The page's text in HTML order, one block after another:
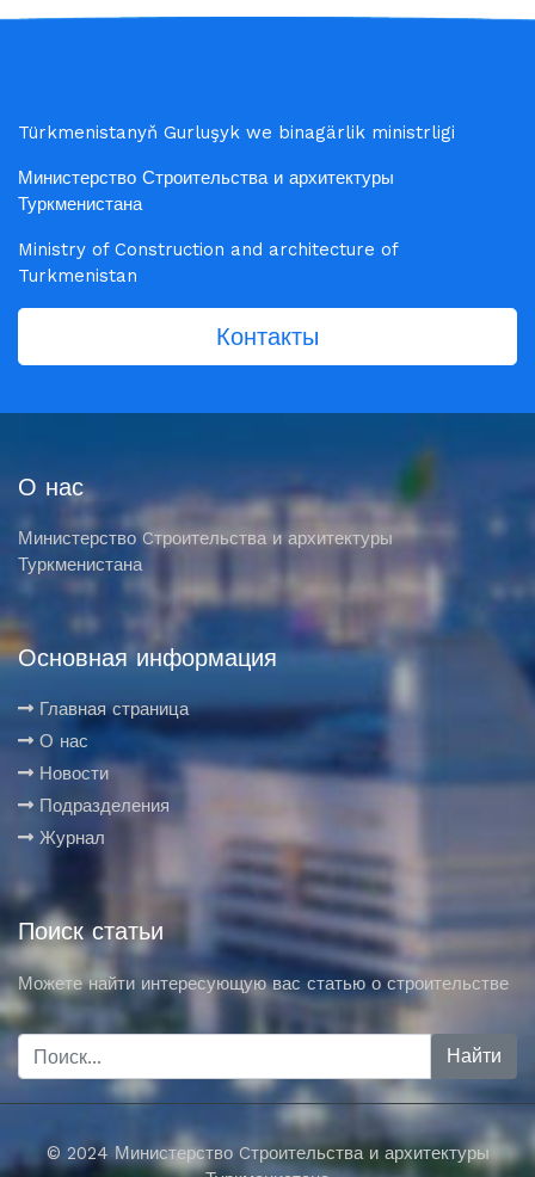
Türkmenistanyň Gurluşyk we binagärlik ministrligi
Министерство Строительства и архитектуры
Туркменистана
Ministry of Construction and architecture of
Turkmenistan
Контакты
О нас
Министерство Cтроительства и архитектуры
Туркменистана
Основная информация
Главная страница
О нас
Новости
Подразделения
Журнал
Поиск статьи
Можете найти интересующую вас статью о строительстве
© 2024 Министерство Cтроительства и архитектуры